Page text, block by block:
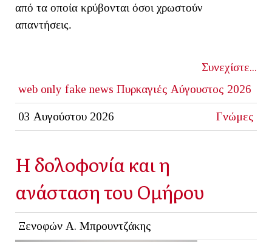
από τα οποία κρύβονται όσοι χρωστούν
απαντήσεις.
Συνεχίστε...
web only fake news Πυρκαγιές Αύγουστος 2026
03 Αυγούστου 2026 Γνώμες
Η δολοφονία και η
ανάσταση του Ομήρου
Ξενοφών Α. Μπρουντζάκης